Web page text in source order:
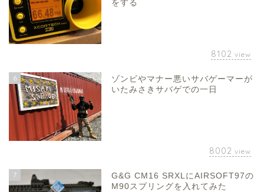
をする
8102 view
6
ゾンビやマナー悪いサバゲーマーが
いたみさきサバゲでの一日
8002 view
7
G&G CM16 SRXLにAIRSOFT97の
M90スプリングを入れてみた